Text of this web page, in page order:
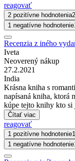
reagovať
2 pozitívne hodnotenia2
1 negatívne hodnotenie
Recenzia z iného
Iveta
Neoverený nákup
27.2.2021
India
Krásna kniha s
napísaná kniha, ktorá
kúpe tejto knihy kto si
Čítať viac
reagovať
1 pozitívne hodnotenie1
1 negatívne hodnotenie